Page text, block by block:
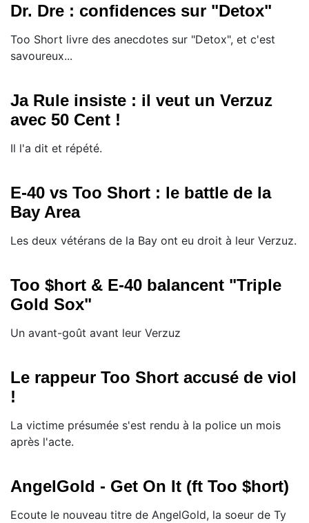
Dr. Dre : confidences sur "Detox"
Too Short livre des anecdotes sur "Detox", et c'est
savoureux...
Ja Rule insiste : il veut un Verzuz
avec 50 Cent !
Il l'a dit et répété.
E-40 vs Too Short : le battle de la
Bay Area
Les deux vétérans de la Bay ont eu droit à leur Verzuz.
Too $hort & E-40 balancent "Triple
Gold Sox"
Un avant-goût avant leur Verzuz
Le rappeur Too Short accusé de viol
!
La victime présumée s'est rendu à la police un mois
après l'acte.
AngelGold - Get On It (ft Too $hort)
Ecoute le nouveau titre de AngelGold, la soeur de Ty